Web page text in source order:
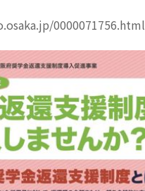
0000071756.html